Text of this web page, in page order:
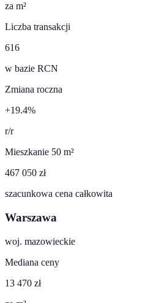
za m²
Liczba transakcji
616
w bazie RCN
Zmiana roczna
+19.4%
r/r
Mieszkanie 50 m²
467 050 zł
szacunkowa cena całkowita
Warszawa
woj. mazowieckie
Mediana ceny
13 470 zł